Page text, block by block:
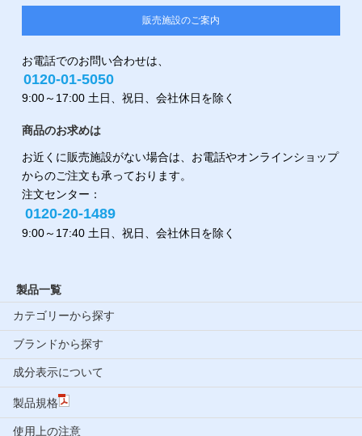
販売施設のご案内
お電話でのお問い合わせは、
0120-01-5050
9:00～17:00 土日、祝日、会社休日を除く
商品のお求めは
お近くに販売施設がない場合は、お電話やオンラインショップ
からのご注文も承っております。
注文センター：
0120-20-1489
9:00～17:40 土日、祝日、会社休日を除く
製品一覧
カテゴリーから探す
ブランドから探す
成分表示について
製品規格
使用上の注意